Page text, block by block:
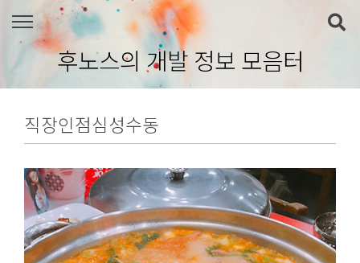
본문 바로가기
후노스의 개발 정보 모음터
직장인점심성수동